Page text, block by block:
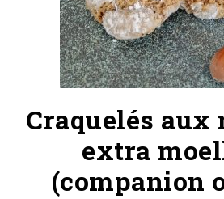
Craquelés aux
extra
(companion